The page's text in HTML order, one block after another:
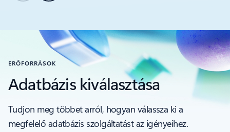
Vissza az ÜGYFELEINK SIKERTÖRTÉNETEI szakaszhoz
ERŐFORRÁSOK
Adatbázis kiválasztása
Tudjon meg többet arról, hogyan válassza ki a
megfelelő adatbázis szolgáltatást az igényeihez.